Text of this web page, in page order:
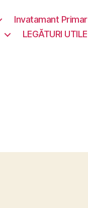
Invatamant Primar
LEGĂTURI UTILE